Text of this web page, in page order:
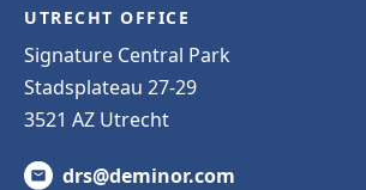
UTRECHT OFFICE
Signature Central Park
Stadsplateau 27-29
3521 AZ Utrecht
drs@deminor.com